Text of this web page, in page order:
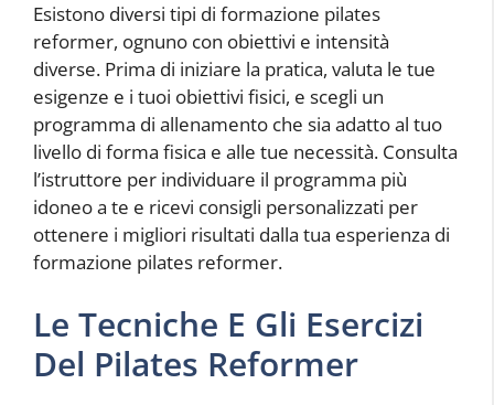
Esistono diversi tipi di formazione pilates
reformer, ognuno con obiettivi e intensità
diverse. Prima di iniziare la pratica, valuta le tue
esigenze e i tuoi obiettivi fisici, e scegli un
programma di allenamento che sia adatto al tuo
livello di forma fisica e alle tue necessità. Consulta
l’istruttore per individuare il programma più
idoneo a te e ricevi consigli personalizzati per
ottenere i migliori risultati dalla tua esperienza di
formazione pilates reformer.
Le Tecniche E Gli Esercizi
Del Pilates Reformer